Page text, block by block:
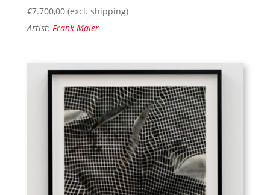
€7.700,00 (excl. shipping)
Artist: Frank Maier